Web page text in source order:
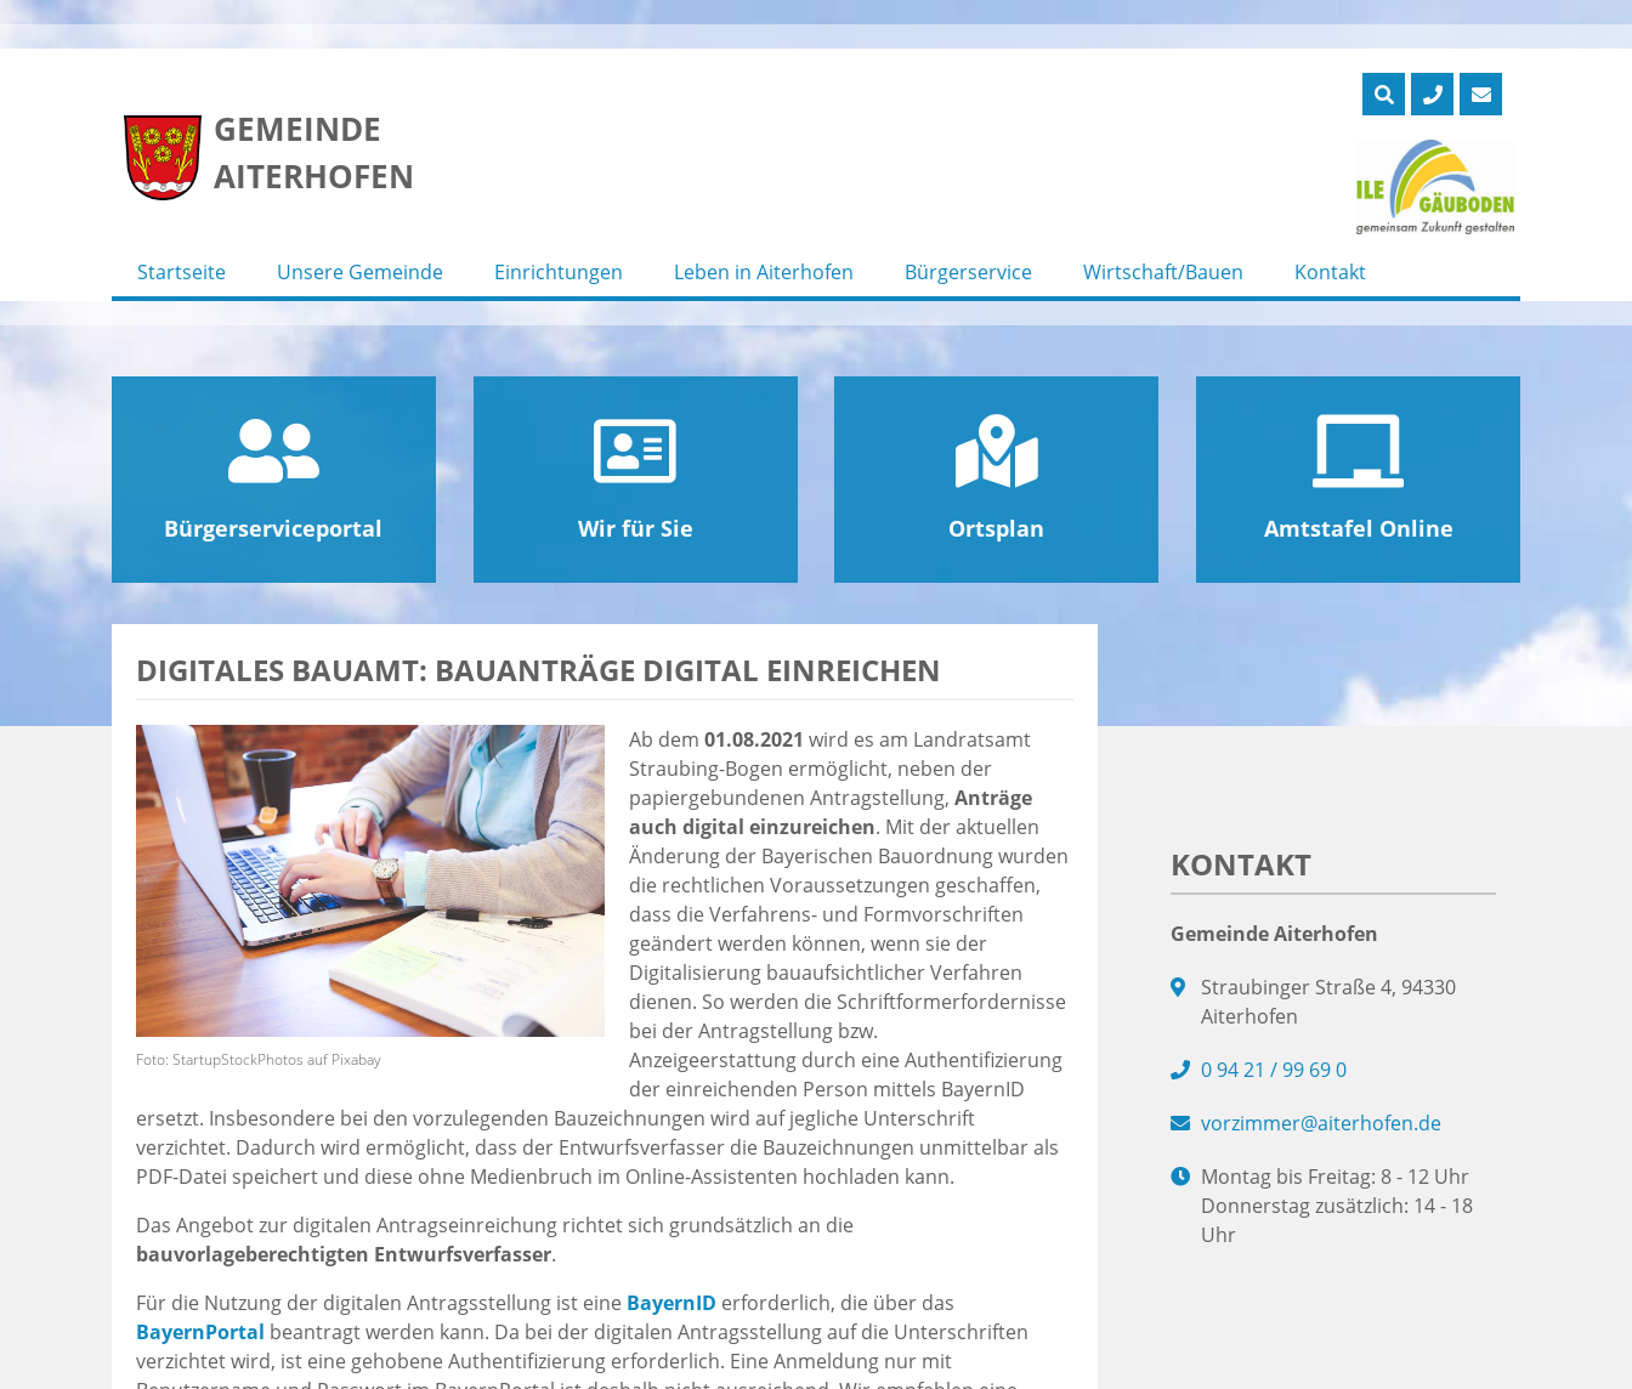
GEMEINDE
AITERHOFEN
Startseite Unsere Gemeinde Einrichtungen Leben in Aiterhofen Bürgerservice Wirtschaft/Bauen Kontakt
Bürgerserviceportal Wir für Sie Ortsplan Amtstafel Online
DIGITALES BAUAMT: BAUANTRÄGE DIGITAL EINREICHEN
Foto: StartupStockPhotos auf Pixabay
Ab dem 01.08.2021 wird es am Landratsamt
Straubing-Bogen ermöglicht, neben der
papiergebundenen Antragstellung, Anträge
auch digital einzureichen. Mit der aktuellen
Änderung der Bayerischen Bauordnung wurden
die rechtlichen Voraussetzungen geschaffen,
dass die Verfahrens- und Formvorschriften
geändert werden können, wenn sie der
Digitalisierung bauaufsichtlicher Verfahren
dienen. So werden die Schriftformerfordernisse
bei der Antragstellung bzw.
Anzeigeerstattung durch eine Authentifizierung
der einreichenden Person mittels BayernID
ersetzt. Insbesondere bei den vorzulegenden Bauzeichnungen wird auf jegliche Unterschrift
verzichtet. Dadurch wird ermöglicht, dass der Entwurfsverfasser die Bauzeichnungen unmittelbar als
PDF-Datei speichert und diese ohne Medienbruch im Online-Assistenten hochladen kann.
Das Angebot zur digitalen Antragseinreichung richtet sich grundsätzlich an die
bauvorlageberechtigten Entwurfsverfasser.
Für die Nutzung der digitalen Antragsstellung ist eine BayernID erforderlich, die über das
BayernPortal beantragt werden kann. Da bei der digitalen Antragsstellung auf die Unterschriften
verzichtet wird, ist eine gehobene Authentifizierung erforderlich. Eine Anmeldung nur mit
KONTAKT
Gemeinde Aiterhofen
Straubinger Straße 4, 94330
Aiterhofen
0 94 21 / 99 69 0
vorzimmer@aiterhofen.de
Montag bis Freitag: 8 - 12 Uhr
Donnerstag zusätzlich: 14 - 18
Uhr